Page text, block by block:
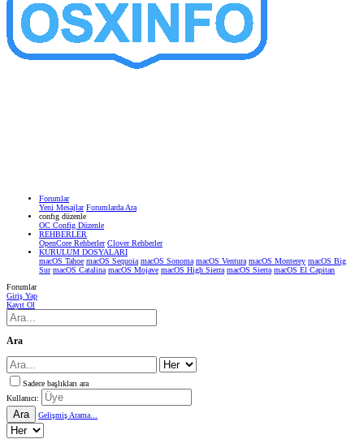
Forumlar
Yeni Mesajlar Forumlarda Ara
confıg düzenle
OC Config Düzenle
REHBERLER
OpenCore Rehberler Clover Rehberler
KURULUM DOSYALARI
macOS Tahoe macOS Sequoia macOS Sonoma macOS Ventura macOS Monterey macOS Big
Sur macOS Catalina macOS Mojave macOS High Sierra macOS Sierra macOS El Capitan
Forumlar
Giriş Yap
Kayıt Ol
Ara
Sadece başlıkları ara
Kullanıcı:
Ara Gelişmiş Arama...